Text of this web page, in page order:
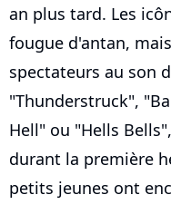
an plus tard. Les
fougue d'antan,
spectateurs au son
"Thunderstruck",
Hell" ou "Hells
durant la première
petits jeunes ont